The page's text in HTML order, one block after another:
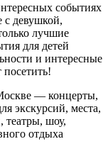
событиях
девушкой,
лучшие
для детей
и интересные
— концерты,
экскурсий, места,
театры, шоу,
отдыха